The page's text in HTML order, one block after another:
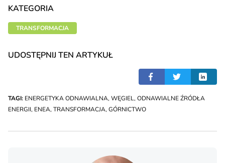
KATEGORIA
TRANSFORMACJA
UDOSTĘPNIJ TEN ARTYKUŁ
TAGI: ENERGETYKA ODNAWIALNA, WĘGIEL, ODNAWIALNE ŹRÓDŁA
ENERGII, ENEA, TRANSFORMACJA, GÓRNICTWO